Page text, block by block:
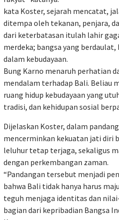
kata Koster, sejarah mencatat,
ditempa oleh tekanan, penjara,
dari keterbatasan itulah lahir
merdeka; bangsa yang
dalam kebudayaan.
Bung Karno menaruh perhatian
mendalam terhadap Bali. Beliau
ruang hidup kebudayaan yang
tradisi, dan kehidupan sosial
Dijelaskan Koster, dalam
mencerminkan kekuatan jati diri
leluhur tetap terjaga, sekaligus
dengan perkembangan zaman.
“Pandangan tersebut menjadi
bahwa Bali tidak hanya harus
teguh menjaga identitas dan
bagian dari kepribadian Bangsa